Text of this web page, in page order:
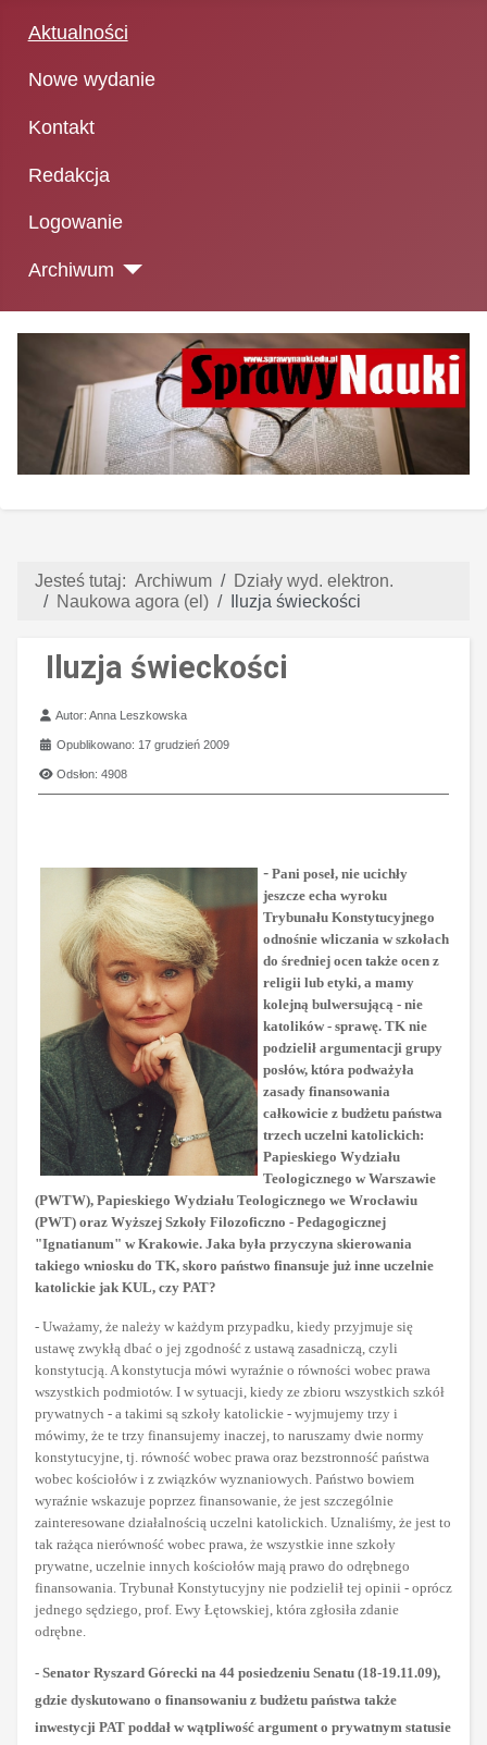
Aktualności
Nowe wydanie
Kontakt
Redakcja
Logowanie
Archiwum
Jesteś tutaj: Archiwum
Działy wyd. elektron.
Naukowa agora (el)
Iluzja świeckości
Iluzja świeckości
Szczegóły
Autor:Anna Leszkowska
Opublikowano: 17 grudzień 2009
Odsłon: 4908
- Pani poseł, nie ucichły
jeszcze echa wyroku
Trybunału Konstytucyjnego
odnośnie wliczania w szkołach
do średniej ocen także ocen z
religii lub etyki, a mamy
kolejną bulwersującą - nie
katolików - sprawę. TK nie
podzielił argumentacji grupy
posłów, która podważyła
zasady finansowania
całkowicie z budżetu państwa
trzech uczelni katolickich:
Papieskiego Wydziału
Teologicznego w Warszawie
(PWTW), Papieskiego Wydziału Teologicznego we Wrocławiu
(PWT) oraz Wyższej Szkoły Filozoficzno - Pedagogicznej
"Ignatianum" w Krakowie. Jaka była przyczyna skierowania
takiego wniosku do TK, skoro państwo finansuje już inne uczelnie
katolickie jak KUL, czy PAT?
- Uważamy, że należy w każdym przypadku, kiedy przyjmuje się
ustawę zwykłą dbać o jej zgodność z ustawą zasadniczą, czyli
konstytucją. A konstytucja mówi wyraźnie o równości wobec prawa
wszystkich podmiotów. I w sytuacji, kiedy ze zbioru wszystkich szkół
prywatnych - a takimi są szkoły katolickie - wyjmujemy trzy i
mówimy, że te trzy finansujemy inaczej, to naruszamy dwie normy
konstytucyjne, tj. równość wobec prawa oraz bezstronność państwa
wobec kościołów i z związków wyznaniowych. Państwo bowiem
wyraźnie wskazuje poprzez finansowanie, że jest szczególnie
zainteresowane działalnością uczelni katolickich. Uznaliśmy, że jest to
tak rażąca nierówność wobec prawa, że wszystkie inne szkoły
prywatne, uczelnie innych kościołów mają prawo do odrębnego
finansowania. Trybunał Konstytucyjny nie podzielił tej opinii - oprócz
jednego sędziego, prof. Ewy Łętowskiej, która zgłosiła zdanie
odrębne.
- Senator Ryszard Górecki na 44 posiedzeniu Senatu (18-19.11.09),
gdzie dyskutowano o finansowaniu z budżetu państwa także
inwestycji PAT poddał w wątpliwość argument o prywatnym statusie